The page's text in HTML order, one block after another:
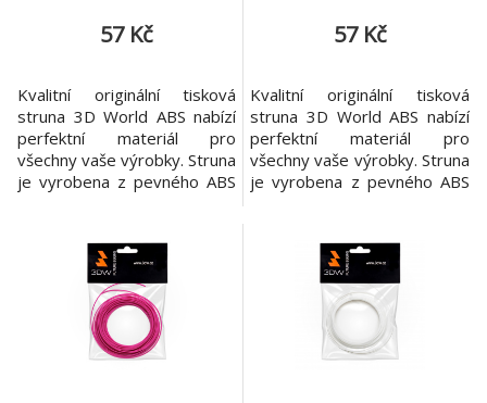
57 Kč
Kvalitní originální tisková
struna 3D World ABS nabízí
perfektní materiál pro
všechny vaše výrobky. Struna
je vyrobena z pevného ABS
cívce zaručuje velmi přesné
výsledky za každých
okolností. ABS je amorfní
termoplastický průmyslový
kopolymer, který je velmi
odolný proti mechanickému
57 Kč
Kvalitní originální tisková
struna 3D World ABS nabízí
perfektní materiál pro
všechny vaše výrobky. Struna
je vyrobena z pevného ABS
cívce zaručuje velmi přesné
výsledky za každých
okolností. ABS je amorfní
termoplastický průmyslový
kopolymer, který je velmi
odolný proti mechanickému